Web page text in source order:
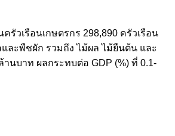
รัวเรือนเกษตรกร 298,890 ครัวเรือน
ละพืชผัก รวมถึง ไม้ผล ไม้ยืนต้น และ
นบาท ผลกระทบต่อ GDP (%) ที่ 0.1-